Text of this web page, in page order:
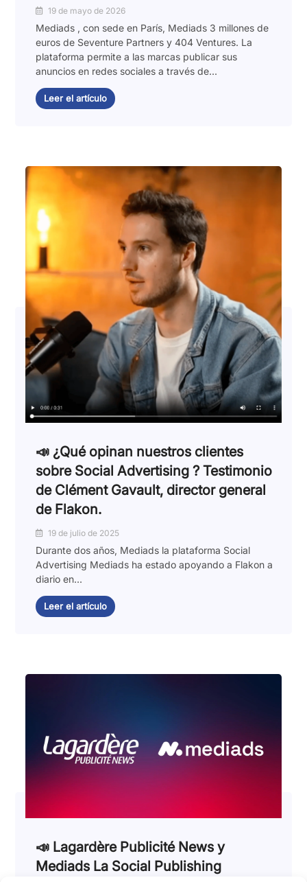
19 de mayo de 2026
Mediads , con sede en París, Mediads 3 millones de
euros de Seventure Partners y 404 Ventures. La
plataforma permite a las marcas publicar sus
anuncios en redes sociales a través de...
Leer el artículo
📣 ¿Qué opinan nuestros clientes
sobre Social Advertising ? Testimonio
de Clément Gavault, director general
de Flakon.
19 de julio de 2025
Durante dos años, Mediads la plataforma Social
Advertising Mediads ha estado apoyando a Flakon a
diario en...
Leer el artículo
📣 Lagardère Publicité News y
Mediads La Social Publishing